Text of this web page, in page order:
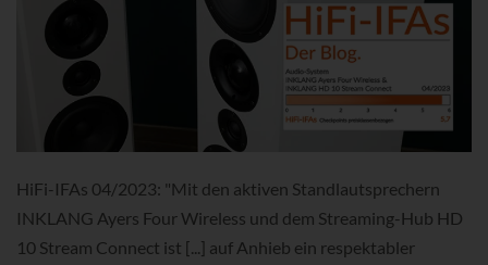
HiFi-IFAs 04/2023: "Mit den aktiven Standlautsprechern
INKLANG Ayers Four Wireless und dem Streaming-Hub HD
10 Stream Connect ist [...] auf Anhieb ein respektabler